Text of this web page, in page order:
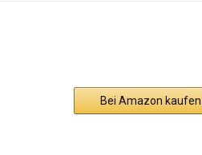
Bei Amazon kaufen